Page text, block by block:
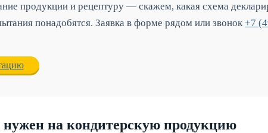
продукции и рецептуру — скажем, какая схема
понадобятся. Заявка в форме рядом или звонок+7
на кондитерскую продукцию